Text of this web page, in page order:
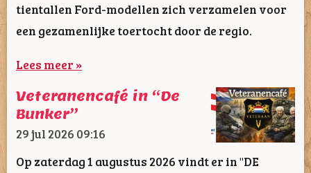
tientallen Ford-modellen zich verzamelen voor
een gezamenlijke toertocht door de regio.
Lees meer »
Veteranencafé in “De
Bunker”
29 jul 2026 09:16
Op zaterdag 1 augustus 2026 vindt er in "DE